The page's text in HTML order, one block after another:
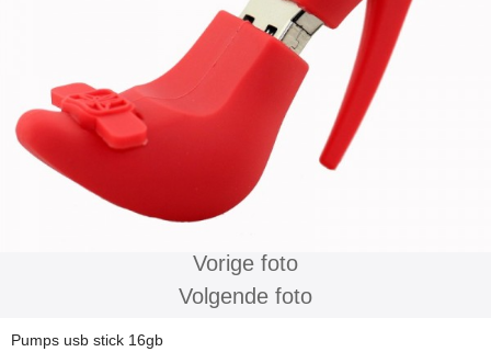
Vorige foto
Volgende foto
Pumps usb stick 16gb